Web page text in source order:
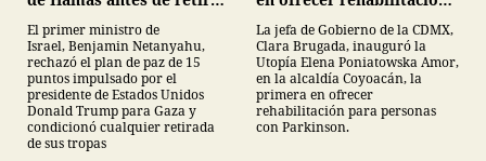
El primer ministro de
Israel, Benjamin Netanyahu,
rechazó el plan de paz de 15
puntos impulsado por el
presidente de Estados Unidos
Donald Trump para Gaza y
condicionó cualquier retirada
de sus tropas
Parkinson
La jefa de Gobierno de la CDMX,
Clara Brugada, inauguró la
Utopía Elena Poniatowska Amor,
en la alcaldía Coyoacán, la
primera en ofrecer
rehabilitación para personas
con Parkinson.